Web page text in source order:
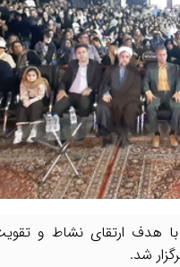
با هدف ارتقای نشاط و
شد.